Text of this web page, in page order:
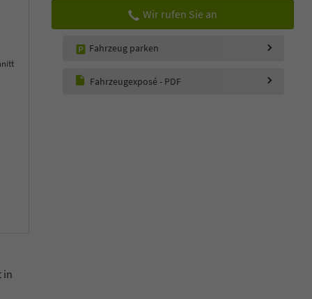
Wir rufen Sie an
Fahrzeug parken
Fahrzeugexposé - PDF
in